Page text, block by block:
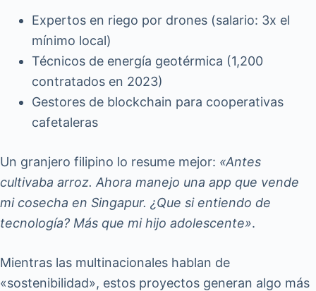
Expertos en riego por drones (salario: 3x el
mínimo local)
Técnicos de energía geotérmica (1,200
contratados en 2023)
Gestores de blockchain para cooperativas
cafetaleras
Un granjero filipino lo resume mejor: «Antes
cultivaba arroz. Ahora manejo una app que vende
mi cosecha en Singapur. ¿Que si entiendo de
tecnología? Más que mi hijo adolescente».
Mientras las multinacionales hablan de
«sostenibilidad», estos proyectos generan algo más